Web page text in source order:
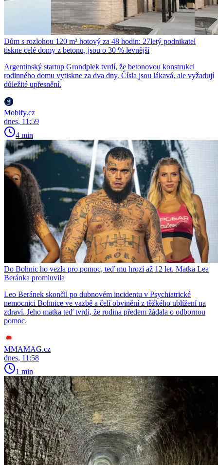
Dům s rozlohou 120 m² hotový za 48 hodin: 27letý podnikatel
tiskne celé domy z betonu, jsou o 30 % levnější
Argentinský startup Grondplek tvrdí, že betonovou konstrukci
rodinného domu vytiskne za dva dny. Čísla jsou lákavá, ale vyžadují
důležité upřesnění.
Mobify.cz
dnes, 11:59
4 min
Do Bohnic ho vezla pro pomoc, teď mu hrozí až 12 let. Matka Lea
Beránka promluvila
Leo Beránek skončil po dubnovém incidentu v Psychiatrické
nemocnici Bohnice ve vazbě a čelí obvinění z těžkého ublížení na
zdraví. Jeho matka teď tvrdí, že rodina předem žádala o odbornou
pomoc.
MMAMAG.cz
dnes, 11:58
1 min